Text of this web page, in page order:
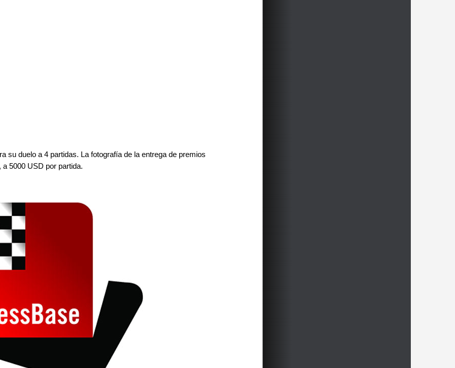
su duelo a 4 partidas. La fotografía de la entrega de premios
5000 USD por partida.